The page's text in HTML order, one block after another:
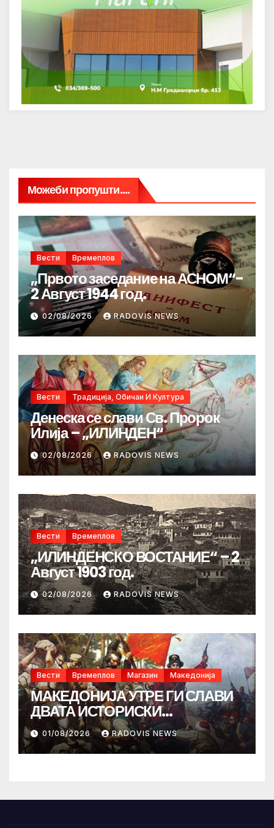
Можеби пропушти....
Вести Времеплов
„Првото заседание на АСНОМ“-
2 Август 1944 год.
02/08/2026 RADOVIS NEWS
Вести Традиција, Обичаи И Култура
Денеска се слави Св. Пророк
Илија – „ИЛИНДЕН“
02/08/2026 RADOVIS NEWS
Вести Времеплов
„ИЛИНДЕНСКО ВОСТАНИЕ“ – 2
Август 1903 год.
02/08/2026 RADOVIS NEWS
Вести Времеплов Магазин Македонија
МАКЕДОНИЈА УТРЕ ГИ СЛАВИ
ДВАТА ИСТОРИСКИ
ИЛИНДЕНА!
01/08/2026 RADOVIS NEWS